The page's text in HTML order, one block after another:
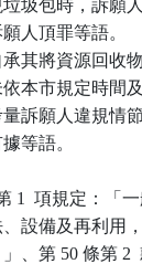
垃圾包時，訴
人頂罪等語。
其將資源回收
依本市規定時
量訴願人違規
等語。
1  項規定：「
、設備及再利
、第 50 條第